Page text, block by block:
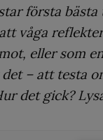
första
våga
eller som
– att testa
det gick?